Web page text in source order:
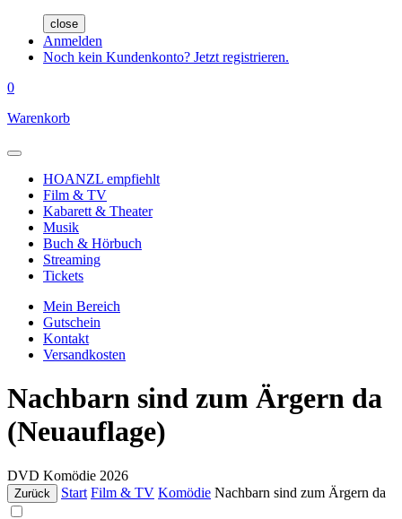
close
Anmelden
Noch kein Kundenkonto? Jetzt registrieren.
0
Warenkorb
HOANZL empfiehlt
Film & TV
Kabarett & Theater
Musik
Buch & Hörbuch
Streaming
Tickets
Mein Bereich
Gutschein
Kontakt
Versandkosten
Nachbarn sind zum Ärgern da
(Neuauflage)
DVD Komödie 2026
Zurück Start Film & TV Komödie Nachbarn sind zum Ärgern da